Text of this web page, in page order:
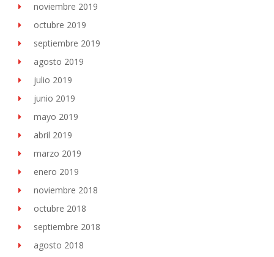
noviembre 2019
octubre 2019
septiembre 2019
agosto 2019
julio 2019
junio 2019
mayo 2019
abril 2019
marzo 2019
enero 2019
noviembre 2018
octubre 2018
septiembre 2018
agosto 2018